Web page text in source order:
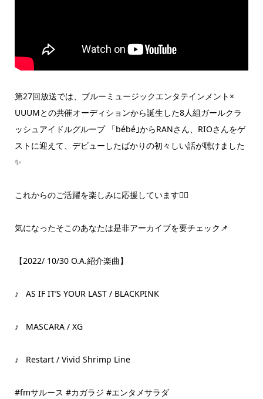
第27回放送では、ブルーミュージックエンタテインメント×
UUUMとの共催オーディションから誕生した8人組ガールクラ
ッシュアイドルグループ 「bébé｣からRANさん、RIOさんをゲ
ストに迎えて、デビューしたばかりの初々しい話が聴けました
✨
これからのご活躍を楽しみに応援しています❤️‍🔥
気になったそこのあなたは是非アーカイブを要チェック📌
【2022/ 10/30 O.A.紹介楽曲】
♪ AS IF IT’S YOUR LAST / BLACKPINK
♪ MASCARA / XG
♪ Restart / Vivid Shrimp Line
#fmサルース #カガラジ #エンタメサラダ